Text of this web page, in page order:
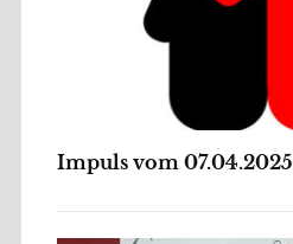
Impuls vom 07.04.2025